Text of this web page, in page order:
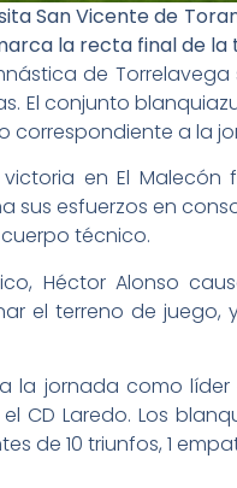
San Vicente de
la recta final de
de
El conjunto
correspondiente a la
en El
sus esfuerzos en
técnico.
Héctor Alonso
el terreno de juego,
la jornada como
CD Laredo. Los
de 10 triunfos, 1